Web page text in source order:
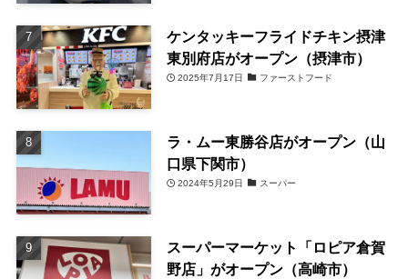
ケンタッキーフライドチキン摂津
東別府店がオープン（摂津市）
2025年7月17日 ファーストフード
ラ・ムー東勝谷店がオープン（山
口県下関市）
2024年5月29日 スーパー
スーパーマーケット「ロピア倉賀
野店」がオープン（高崎市）